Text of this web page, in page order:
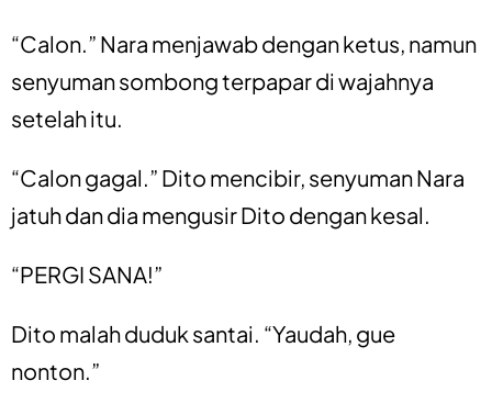
“Calon.” Nara menjawab dengan ketus, namun
senyuman sombong terpapar di wajahnya
setelah itu.
“Calon gagal.” Dito mencibir, senyuman Nara
jatuh dan dia mengusir Dito dengan kesal.
“PERGI SANA!”
Dito malah duduk santai. “Yaudah, gue
nonton.”